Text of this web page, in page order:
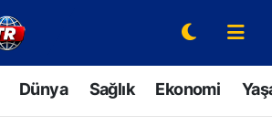
Dünya Sağlık Ekonomi